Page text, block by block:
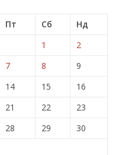
Пт Сб
Нд
1
2
7 8
9
14 15
16
21 22
23
28 29
30